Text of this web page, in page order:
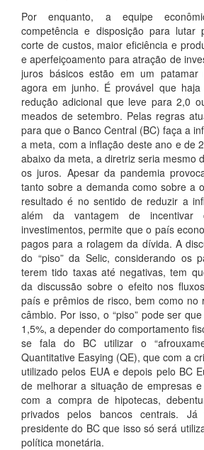
Por enquanto, a equipe
competência e disposição para lutar
corte de custos, maior eficiência e
e aperfeiçoamento para atração de
juros básicos estão em um patamar
agora em junho. É provável que
redução adicional que leve para 2,0
meados de setembro. Pelas regras
para que o Banco Central (BC) faça a
a meta, com a inflação deste ano e de
abaixo da meta, a diretriz seria mesmo
os juros. Apesar da pandemia
tanto sobre a demanda como sobre a
resultado é no sentido de reduzir a
além da vantagem de
investimentos, permite que o país
pagos para a rolagem da dívida. A
do “piso” da Selic, considerando os
terem tido taxas até negativas, tem
da discussão sobre o efeito nos
país e prêmios de risco, bem como no
câmbio. Por isso, o “piso” pode ser
1,5%, a depender do comportamento
se fala do BC utilizar o
Quantitative Easying (QE), que com a
utilizado pelos EUA e depois pelo BC
de melhorar a situação de empresas
com a compra de hipotecas,
privados pelos bancos centrais.
presidente do BC que isso só será
política monetária.